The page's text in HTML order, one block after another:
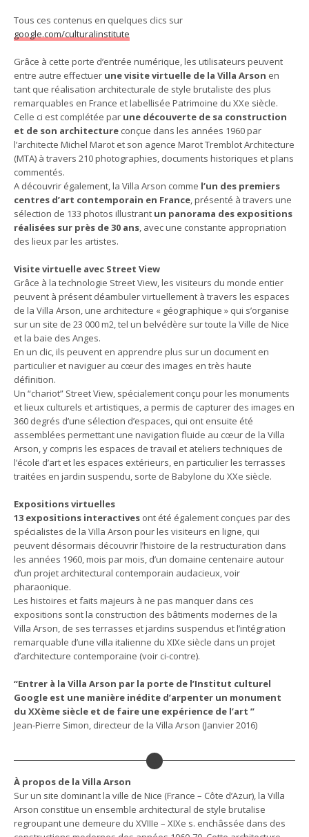
Tous ces contenus en quelques clics sur
google.com/culturalinstitute
Grâce à cette porte d’entrée numérique, les utilisateurs peuvent
entre autre effectuer une visite virtuelle de la Villa Arson en
tant que réalisation architecturale de style brutaliste des plus
remarquables en France et labellisée Patrimoine du XXe siècle.
Celle ci est complétée par une découverte de sa construction
et de son architecture conçue dans les années 1960 par
l’architecte Michel Marot et son agence Marot Tremblot Architecture
(MTA) à travers 210 photographies, documents historiques et plans
commentés.
A découvrir également, la Villa Arson comme l’un des premiers
centres d’art contemporain en France, présenté à travers une
sélection de 133 photos illustrant un panorama des expositions
réalisées sur près de 30 ans, avec une constante appropriation
des lieux par les artistes.
Visite virtuelle avec Street View
Grâce à la technologie Street View, les visiteurs du monde entier
peuvent à présent déambuler virtuellement à travers les espaces
de la Villa Arson, une architecture « géographique » qui s’organise
sur un site de 23 000 m2, tel un belvédère sur toute la Ville de Nice
et la baie des Anges.
En un clic, ils peuvent en apprendre plus sur un document en
particulier et naviguer au cœur des images en très haute
définition.
Un “chariot” Street View, spécialement conçu pour les monuments
et lieux culturels et artistiques, a permis de capturer des images en
360 degrés d’une sélection d’espaces, qui ont ensuite été
assemblées permettant une navigation fluide au cœur de la Villa
Arson, y compris les espaces de travail et ateliers techniques de
l’école d’art et les espaces extérieurs, en particulier les terrasses
traitées en jardin suspendu, sorte de Babylone du XXe siècle.
Expositions virtuelles
13 expositions interactives ont été également conçues par des
spécialistes de la Villa Arson pour les visiteurs en ligne, qui
peuvent désormais découvrir l’histoire de la restructuration dans
les années 1960, mois par mois, d’un domaine centenaire autour
d’un projet architectural contemporain audacieux, voir
pharaonique.
Les histoires et faits majeurs à ne pas manquer dans ces
expositions sont la construction des bâtiments modernes de la
Villa Arson, de ses terrasses et jardins suspendus et l’intégration
remarquable d’une villa italienne du XIXe siècle dans un projet
d’architecture contemporaine (voir ci-contre).
“Entrer à la Villa Arson par la porte de l’Institut culturel
Google est une manière inédite d’arpenter un monument
du XXème siècle et de faire une expérience de l’art ”
Jean-Pierre Simon, directeur de la Villa Arson (Janvier 2016)
À propos de la Villa Arson
Sur un site dominant la ville de Nice (France – Côte d’Azur), la Villa
Arson constitue un ensemble architectural de style brutalise
regroupant une demeure du XVIIIe – XIXe s. enchâssée dans des